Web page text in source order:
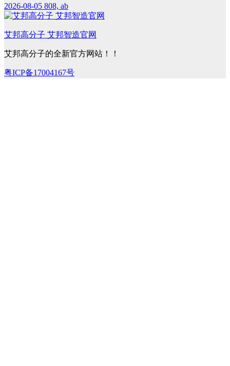
2026-08-05 808, ab
艾邦高分子 艾邦智造官网
艾邦高分子的全新官方网站！！
粤ICP备17004167号